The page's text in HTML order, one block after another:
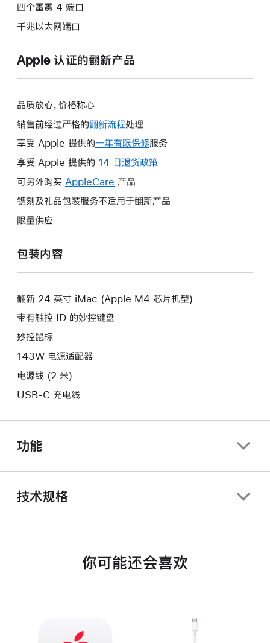
四个雷雳 4 端口
千兆以太网端口
Apple 认证的翻新产品
品质放心，价格称心
销售前经过严格的翻新流程处理
享受 Apple 提供的一年有限保修此
操
打
服务
享受 Apple 提供的 14 日退货政策
将
口。
可另外购买 AppleCare 此
操
新
窗
产品
镌刻及礼品包装服务不适用于翻新产品
限量供应
包装内容
翻新 24 英寸 iMac (Apple M4 芯片机型)
带有触控 ID 的妙控键盘
妙控鼠标
143W 电源适配器
电源线 (2 米)
USB-C 充电线
功能
技术规格
你可能还会喜欢